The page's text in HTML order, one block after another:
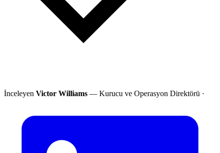
İnceleyen Victor Williams — Kurucu ve Operasyon Direktörü ·